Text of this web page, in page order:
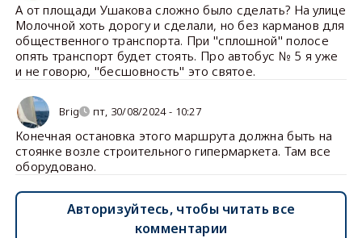
А от площади Ушакова сложно было сделать? На улице
Молочной хоть дорогу и сделали, но без карманов для
общественного транспорта. При "сплошной" полосе
опять транспорт будет стоять. Про автобус № 5 я уже
и не говорю, "бесшовность" это святое.
Brig пт, 30/08/2024 - 10:27
Конечная остановка этого маршрута должна быть на
стоянке возле строительного гипермаркета. Там все
оборудовано.
Авторизуйтесь, чтобы читать все
комментарии